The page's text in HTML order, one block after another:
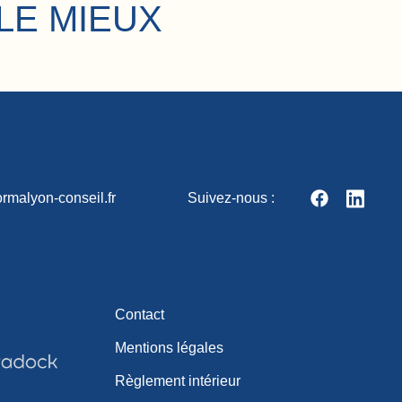
MIEUX
conseil.fr Suivez-nous :
Contact
Mentions légales
Règlement intérieur